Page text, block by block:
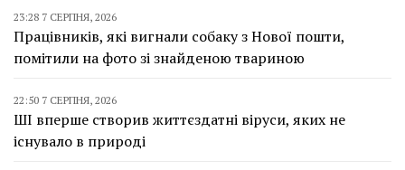
23:28 7 СЕРПНЯ, 2026
Працівників, які вигнали собаку з Нової пошти,
помітили на фото зі знайденою твариною
22:50 7 СЕРПНЯ, 2026
ШІ вперше створив життєздатні віруси, яких не
існувало в природі